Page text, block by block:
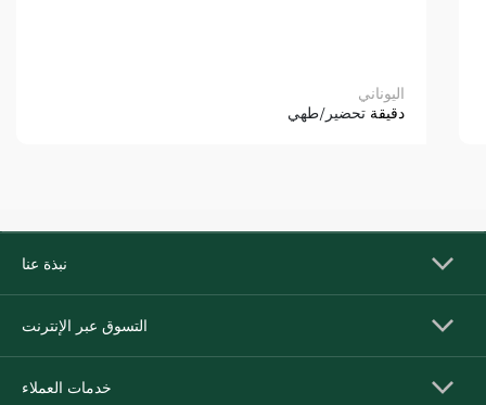
اليوناني
دقيقة تحضير/طهي
نبذة عنا
التسوق عبر الإنترنت
خدمات العملاء